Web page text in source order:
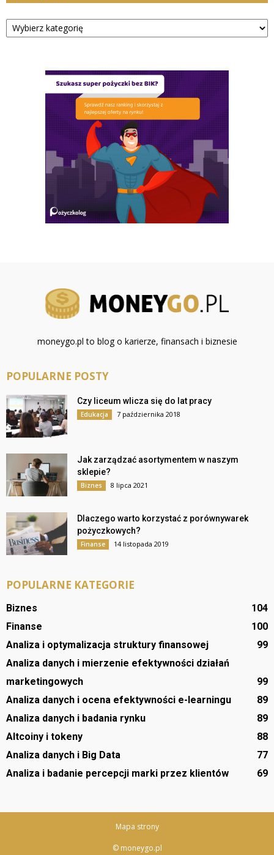
Kategorie
moneygo.pl to blog o karierze, finansach i biznesie
POPULARNE POSTY
Czy liceum wlicza się do lat pracy
Edukacja 7 października 2018
Jak zarządzać asortymentem w naszym
sklepie?
Biznes 8 lipca 2021
Dlaczego warto korzystać z porównywarek
pożyczkowych?
Finanse 14 listopada 2019
POPULARNE KATEGORIE
Biznes
104
Finanse
100
Analiza i optymalizacja struktury finansowej
99
Analiza danych i mierzenie efektywności działań
marketingowych
99
Analiza danych i ocena efektywności e-learningu
89
Analiza danych i badania rynku
89
Altcoiny i tokeny
88
Analiza danych i Big Data
77
Analiza i badanie percepcji marki przez klientów
69
Mapa strony
© moneygo.pl